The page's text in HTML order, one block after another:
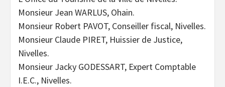
Monsieur Jean WARLUS, Ohain.
Monsieur Robert PAVOT, Conseiller fiscal, Nivelles.
Monsieur Claude PIRET, Huissier de Justice,
Nivelles.
Monsieur Jacky GODESSART, Expert Comptable
I.E.C., Nivelles.